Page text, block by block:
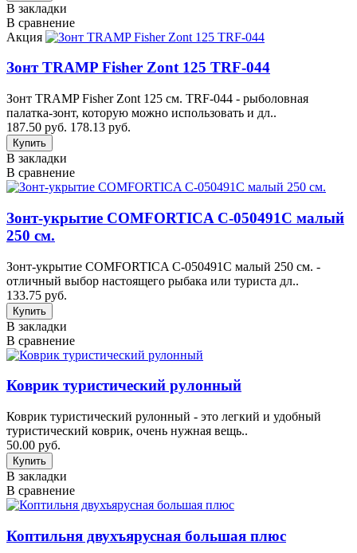
В закладки
В сравнение
Акция
Зонт TRAMP Fisher Zont 125 TRF-044
Зонт TRAMP Fisher Zont 125 см. TRF-044 - рыболовная
палатка-зонт, которую можно использовать и дл..
187.50 руб. 178.13 руб.
В закладки
В сравнение
Зонт-укрытие COMFORTICA C-050491C малый
250 см.
Зонт-укрытие COMFORTICA C-050491C малый 250 см. -
отличный выбор настоящего рыбака или туриста дл..
133.75 руб.
В закладки
В сравнение
Коврик туристический рулонный
Коврик туристический рулонный - это легкий и удобный
туристический коврик, очень нужная вещь..
50.00 руб.
В закладки
В сравнение
Коптильня двухъярусная большая плюс